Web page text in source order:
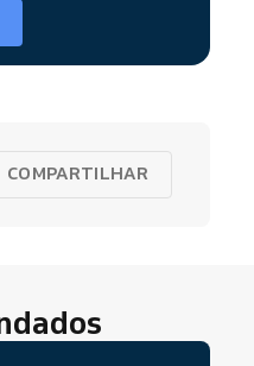
COMPARTILHAR